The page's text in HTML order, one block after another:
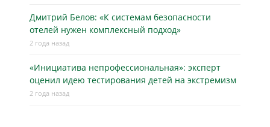
Дмитрий Белов: «К системам безопасности
отелей нужен комплексный подход»
2 года назад
«Инициатива непрофессиональная»: эксперт
оценил идею тестирования детей на экстремизм
2 года назад